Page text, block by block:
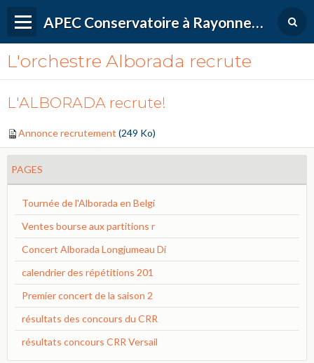
APEC Conservatoire à Rayonnement Régional de Versailles Grand Parc
L'orchestre Alborada recrute
L'ALBORADA recrute!
Annonce recrutement (249 Ko)
PAGES
Tournée de l'Alborada en Belgi
Ventes bourse aux partitions r
Concert Alborada Longjumeau Di
calendrier des répétitions 201
Premier concert de la saison 2
résultats des concours du CRR
résultats concours CRR Versail